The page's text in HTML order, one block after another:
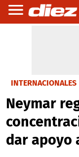
INTERNACIONALES
Neymar
dar apoyo